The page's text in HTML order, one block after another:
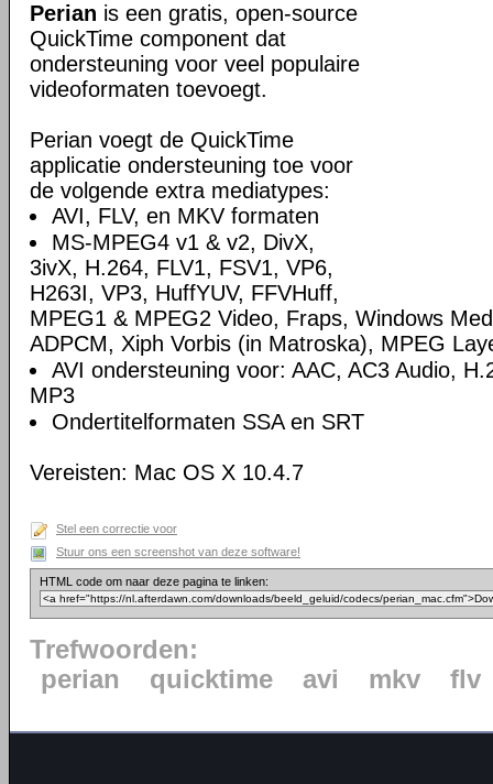
Perian is een gratis, open-source
QuickTime component dat
ondersteuning voor veel populaire
videoformaten toevoegt.
Perian voegt de QuickTime
applicatie ondersteuning toe voor
de volgende extra mediatypes:
AVI, FLV, en MKV formaten
MS-MPEG4 v1 & v2, DivX,
3ivX, H.264, FLV1, FSV1, VP6,
H263I, VP3, HuffYUV, FFVHuff,
MPEG1 & MPEG2 Video, Fraps, Windows
ADPCM, Xiph Vorbis (in Matroska), MPEG
AVI ondersteuning voor: AAC, AC3 Audio,
MP3
Ondertitelformaten SSA en SRT
Vereisten: Mac OS X 10.4.7
Stel een correctie voor
Stuur ons een screenshot van deze software!
HTML code om naar deze pagina te linken:
Trefwoorden:
perian
quicktime avi mkv flv